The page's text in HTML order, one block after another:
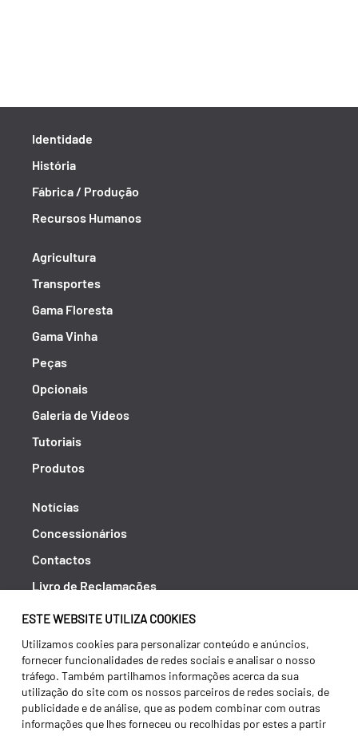
ESTE WEBSITE UTILIZA COOKIES
Utilizamos cookies para personalizar conteúdo e anúncios,
fornecer funcionalidades de redes sociais e analisar o nosso
tráfego. Também partilhamos informações acerca da sua
utilização do site com os nossos parceiros de redes sociais, de
publicidade e de análise, que as podem combinar com outras
informações que lhes forneceu ou recolhidas por estes a partir
Identidade
História
Fábrica / Produção
Recursos Humanos
Agricultura
Transportes
Gama Floresta
Gama Vinha
Peças
Opcionais
Galeria de Vídeos
Tutoriais
Produtos
Notícias
Concessionários
Contactos
Livro de Reclamações
Política de Privacidade
Canal de Denúncias (RGPC)
Termos e condições